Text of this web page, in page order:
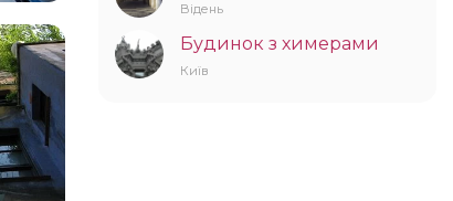
Відень
Будинок з химерами
Київ